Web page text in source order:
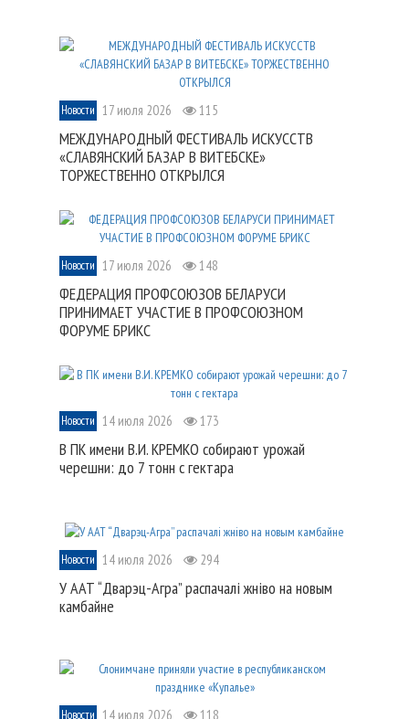
Новости 17 июля 2026 115
МЕЖДУНАРОДНЫЙ ФЕСТИВАЛЬ ИСКУССТВ
«СЛАВЯНСКИЙ БАЗАР В ВИТЕБСКЕ»
ТОРЖЕСТВЕННО ОТКРЫЛСЯ
Новости 17 июля 2026 148
ФЕДЕРАЦИЯ ПРОФСОЮЗОВ БЕЛАРУСИ
ПРИНИМАЕТ УЧАСТИЕ В ПРОФСОЮЗНОМ
ФОРУМЕ БРИКС
Новости 14 июля 2026 173
В ПК имени В.И. КРЕМКО собирают урожай
черешни: до 7 тонн с гектара
Новости 14 июля 2026 294
У ААТ “Дварэц-Агра” распачалі жніво на новым
камбайне
Новости 14 июля 2026 118